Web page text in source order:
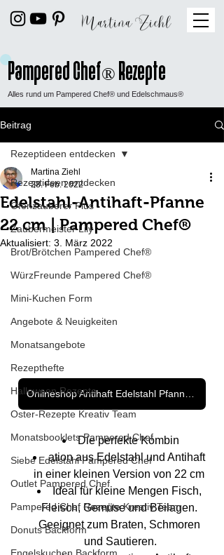
Alles rund um Pampered Chef® und Edelschmaus®
Pampered Chef® Rezepte
Beitrag
Rezeptideen entdecken
Ofenzauberer Plus
Zaubermeister Lily
Brot/Brötchen Pampered Chef®
WürzFreunde Pampered Chef®
Mini-Kuchen Form
Angebote & Neuigkeiten
Monatsangebote
Rezepthefte
Halloween Rezepte
Oster-Rezepte Kreativ Team
Monatsbooklets Pampered Chef
Siebe Edelstahl Pampered Chef
Outlet Pampered Chef
Pampered Chef Rezepte Kreativ Team
Donuts Backform
Rezeptideen entdecken
Edelstahl-Antihaft-Pfanne
22 cm | Pampered Chef®
Martina Ziehl
28. Feb. 2022
Aktualisiert: 3. März 2022
Die perfekte Kombin
ation aus Edelstahl und Antihaft
in einer kleinen Version von 22 cm
Ideal für kleine Mengen Fisch,
Fleisch, Gemüse und Beilagen.
Geeignet zum Braten, Schmoren
und Sautieren.